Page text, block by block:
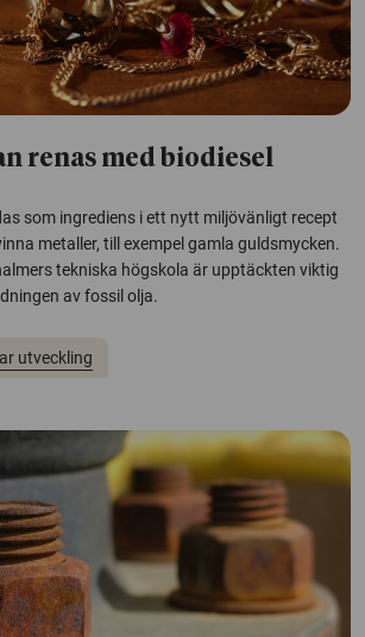
renas med biodiesel
som ingrediens i ett nytt miljövänligt recept
metaller, till exempel gamla guldsmycken.
tekniska högskola är upptäckten viktig
av fossil olja.
utveckling